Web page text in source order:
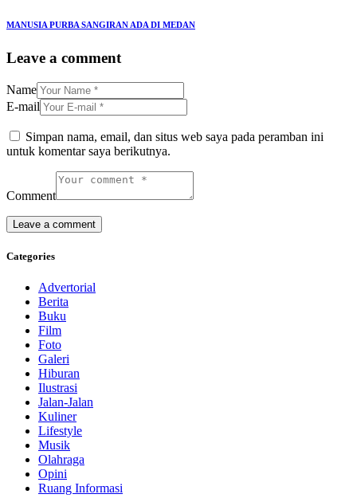
MANUSIA PURBA SANGIRAN ADA DI MEDAN
Leave a comment
Name
E-mail
Simpan nama, email, dan situs web saya pada peramban ini
untuk komentar saya berikutnya.
Comment
Categories
Advertorial
Berita
Buku
Film
Foto
Galeri
Hiburan
Ilustrasi
Jalan-Jalan
Kuliner
Lifestyle
Musik
Olahraga
Opini
Ruang Informasi